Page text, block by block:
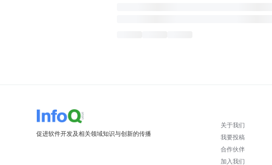
促进软件开发及相关领域知识与创新的传播
关于我们
我要投稿
合作伙伴
加入我们